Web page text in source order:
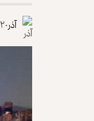
آذر۲۰ سنبله ۱۴۰۱ - ۱۱ سپتمبر ۲۰۲۲